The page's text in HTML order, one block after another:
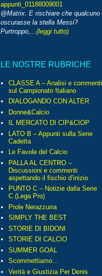
appunti_01188009001
@Matrix. E rischiare che qualcuno
oscurasse la stella Messi?
Purtroppo,...(leggi tutto)
LE NOSTRE RUBRICHE
CLASSE A – Analisi e commenti
sul Campionato Italiano
DIALOGANDO CON ALTER
Donne&Calcio
IL MERCATO DI CIP&CIOP
LATO B – Appunti sulla Serie
Cadetta
Le Favole del Calcio
PALLA AL CENTRO –
Discussioni e commenti
aspettando il fischio d’inizio
PUNTO C – Notizie dalla Serie
C (Lega Pro)
Prole Nerazzurra
SIMPLY THE BEST
STORIE DI BIDONI
STORIE DI CALCIO
SUMMER GOAL
Scommettiamo...
Verità e Giustizia Per Denis